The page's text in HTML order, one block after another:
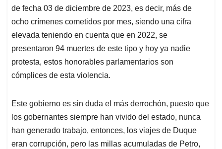
de fecha 03 de diciembre de 2023, es decir, más de
ocho crímenes cometidos por mes, siendo una cifra
elevada teniendo en cuenta que en 2022, se
presentaron 94 muertes de este tipo y hoy ya nadie
protesta, estos honorables parlamentarios son
cómplices de esta violencia.
Este gobierno es sin duda el más derrochón, puesto que
los gobernantes siempre han vivido del estado, nunca
han generado trabajo, entonces, los viajes de Duque
eran corrupción, pero las millas acumuladas de Petro,